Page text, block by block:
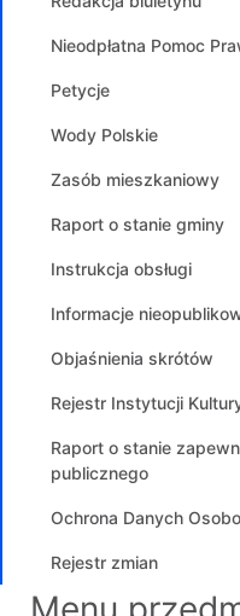
Nieodpłatna Pomoc
Petycje
Wody Polskie
Zasób mieszkaniowy
Raport o stanie gminy
Instrukcja obsługi
Informacje
Objaśnienia skrótów
Rejestr Instytucji
Raport o stanie
publicznego
Ochrona Danych
Rejestr zmian